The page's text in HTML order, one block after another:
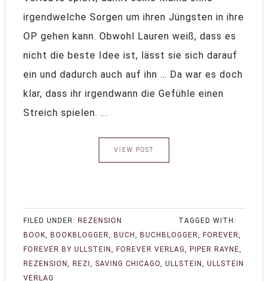
irgendwelche Sorgen um ihren Jüngsten in ihre
OP gehen kann. Obwohl Lauren weiß, dass es
nicht die beste Idee ist, lässt sie sich darauf
ein und dadurch auch auf ihn … Da war es doch
klar, dass ihr irgendwann die Gefühle einen
Streich spielen. ...
VIEW POST
FILED UNDER: REZENSION
TAGGED WITH:
BOOK, BOOKBLOGGER, BUCH , BUCHBLOGGER, FOREVER,
FOREVER BY ULLSTEIN , FOREVER VERLAG, PIPER RAYNE,
REZENSION , REZI , SAVING CHICAGO, ULLSTEIN , ULLSTEIN
VERLAG